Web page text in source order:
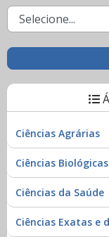
Ciências Agrárias
Ciências Biológicas
Ciências da Saúde
Ciências Exatas e